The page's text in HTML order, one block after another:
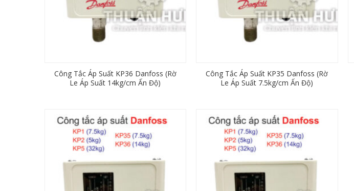
Công Tắc Áp Suất KP36 Danfoss (Rờ
Le Áp Suất 14kg/cm Ấn Độ)
Công Tắc Áp Suất KP35 Danfoss (Rờ
Le Áp Suất 7.5kg/cm Ấn Độ)